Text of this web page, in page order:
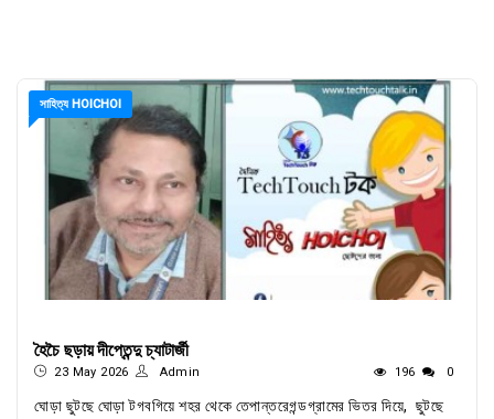
সাহিত্য HOICHOI
হৈচৈ ছড়ায় দীপ্তেন্দু চ্যাটার্জী
23 May 2026 Admin 196 0
ঘোড়া ছুটছে ঘোড়া টগবগিয়ে শহর থেকে তেপান্তরেগন্ডগ্রামের ভিতর দিয়ে, ছুটছে